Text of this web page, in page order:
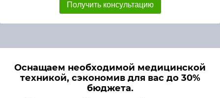
Получить консультацию
Оснащаем необходимой медицинской
техникой, сэкономив для вас до 30%
бюджета.